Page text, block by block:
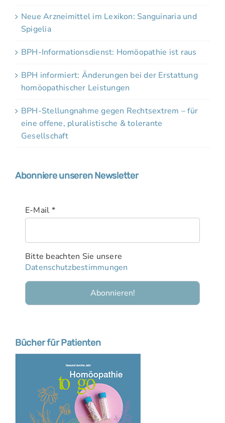
Neue Arzneimittel im Lexikon: Sanguinaria und
Spigelia
BPH-Informationsdienst: Homöopathie ist raus
BPH informiert: Änderungen bei der Erstattung
homöopathischer Leistungen
BPH-Stellungnahme gegen Rechtsextrem – für
eine offene, pluralistische & tolerante
Gesellschaft
Abonniere unseren Newsletter
E-Mail *
Bitte beachten Sie unsere
Datenschutzbestimmungen
Bücher für Patienten